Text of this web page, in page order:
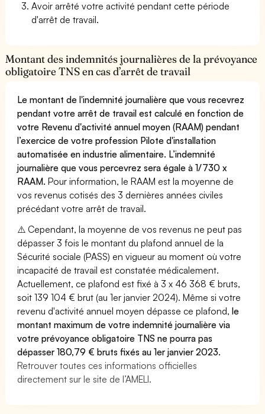
Avoir arrêté votre activité pendant cette période
d'arrêt de travail.
Montant des indemnités journalières de la prévoyance
obligatoire TNS en cas d’arrêt de travail
Le montant de l'indemnité journalière que vous recevrez
pendant votre arrêt de travail est calculé en fonction de
votre Revenu d'activité annuel moyen (RAAM) pendant
l’exercice de votre profession Pilote d'installation
automatisée en industrie alimentaire. L’indemnité
journalière que vous percevrez sera égale à 1/730 x
RAAM. Pour information, le RAAM est la moyenne de
vos revenus cotisés des 3 dernières années civiles
précédant votre arrêt de travail.
⚠️ Cependant, la moyenne de vos revenus ne peut pas
dépasser 3 fois le montant du plafond annuel de la
Sécurité sociale (PASS) en vigueur au moment où votre
incapacité de travail est constatée médicalement.
Actuellement, ce plafond est fixé à 3 x 46 368 € bruts,
soit 139 104 € brut (au 1er janvier 2024). Même si votre
revenu d'activité annuel moyen dépasse ce plafond,le
montant maximum de votre indemnité journalière via
votre prévoyance obligatoire TNS ne pourra pas
dépasser 180,79 € bruts fixés au 1er janvier 2023.
Retrouver toutes ces informations officielles
directement sur le site de l’AMELI.